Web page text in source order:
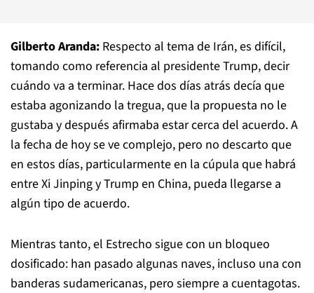
Gilberto Aranda: Respecto al tema de Irán, es difícil,
tomando como referencia al presidente Trump, decir
cuándo va a terminar. Hace dos días atrás decía que
estaba agonizando la tregua, que la propuesta no le
gustaba y después afirmaba estar cerca del acuerdo. A
la fecha de hoy se ve complejo, pero no descarto que
en estos días, particularmente en la cúpula que habrá
entre Xi Jinping y Trump en China, pueda llegarse a
algún tipo de acuerdo.
Mientras tanto, el Estrecho sigue con un bloqueo
dosificado: han pasado algunas naves, incluso una con
banderas sudamericanas, pero siempre a cuentagotas.